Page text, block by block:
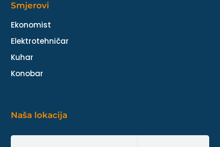
Smjerovi
Ekonomist
Elektrotehničar
Kuhar
Konobar
Naša lokacija